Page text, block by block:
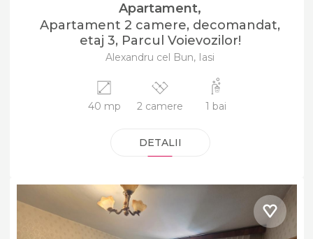
Apartament,
Apartament 2 camere, decomandat,
etaj 3, Parcul Voievozilor!
Alexandru cel Bun, Iasi
40 mp 2 camere 1 bai
DETALII